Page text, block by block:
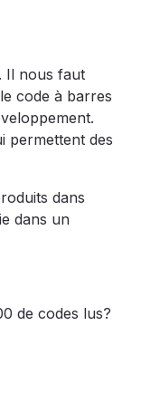
Il nous faut
code à barres
permettent des
dans
dans un
de codes lus?